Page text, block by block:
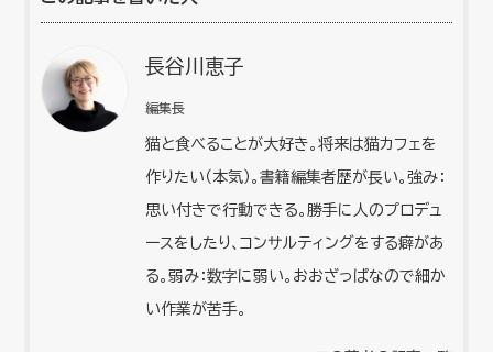
長谷川恵子
編集長
猫と食べることが大好き。将来は猫カフェを
作りたい（本気）。書籍編集者歴が長い。強み：
思い付きで行動できる。勝手に人のプロデュ
ースをしたり、コンサルティングをする癖があ
る。弱み：数字に弱い。おおざっぱなので細か
い作業が苦手。